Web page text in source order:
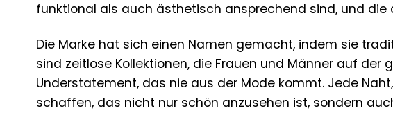
funktional als auch ästhetisch ansprechend sind, und die
Die Marke hat sich einen Namen gemacht, indem sie
sind zeitlose Kollektionen, die Frauen und Männer auf
Understatement, das nie aus der Mode kommt. Jede
schaffen, das nicht nur schön anzusehen ist, sondern